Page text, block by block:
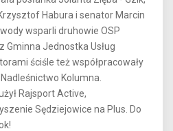
Habura i senator Marcin
wsparli druhowie OSP
Gminna Jednostka Usług
ściśle też współpracowały
Kolumna.
Rajsport Active,
Sędziejowice na Plus. Do